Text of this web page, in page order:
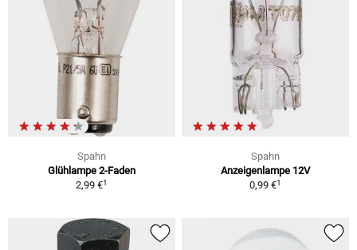
Spahn
Glühlampe 2-Faden
2,99 €1
Spahn
Anzeigenlampe 12V
0,99 €1